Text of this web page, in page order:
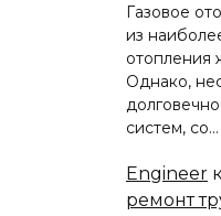
Газовое
из
отопления
Однако,
систем, со…
Engineer к
ремонт